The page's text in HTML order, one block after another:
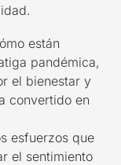
están
pandémica,
el bienestar y
convertido en
esfuerzos que
el sentimiento